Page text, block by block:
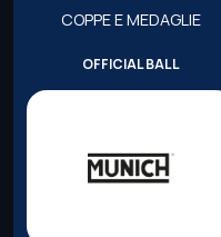
COPPE E MEDAGLIE
OFFICIAL BALL